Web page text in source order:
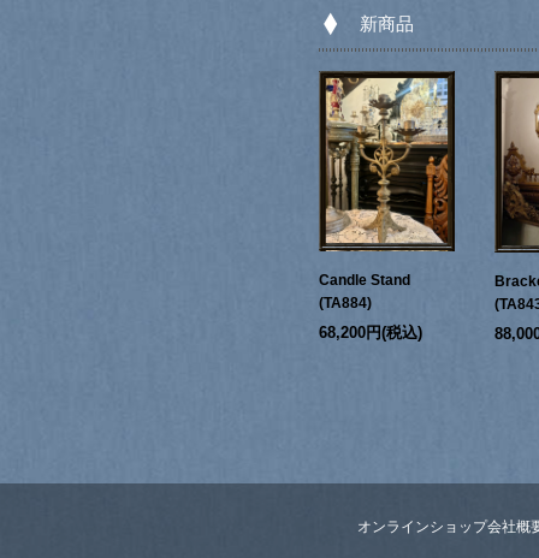
新商品
Candle Stand
(TA884)
68,200円(税込)
オンラインショップ会社概